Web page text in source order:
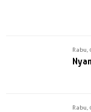
Rabu,
Rabu,